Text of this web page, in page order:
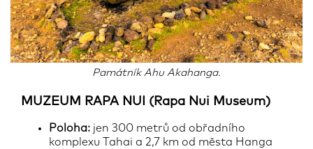
Památník Ahu Akahanga.
MUZEUM RAPA NUI (Rapa Nui Museum)
Poloha: jen 300 metrů od obřadního
komplexu Tahai a 2,7 km od města Hanga